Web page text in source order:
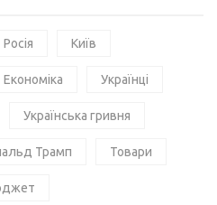
Росія Київ
Економіка Українці
Українська гривня
Трамп Товари